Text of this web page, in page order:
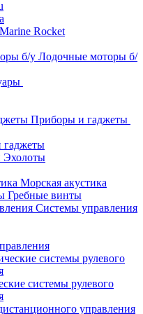
Marine Rocket
Лодочные моторы б/
Приборы и гаджеты
Эхолоты
Морская акустика
Гребные винты
Системы управления
системы рулевого